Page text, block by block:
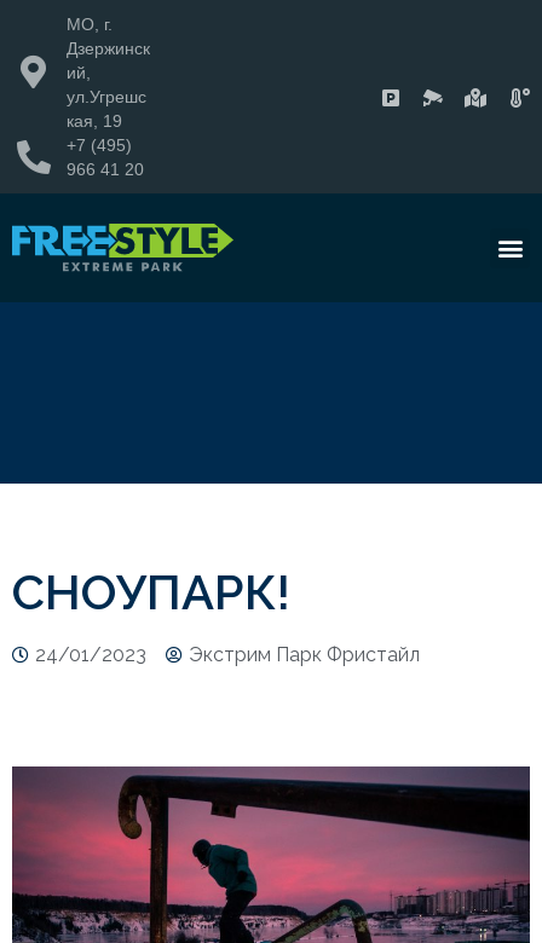
МО, г.
Дзержинск
ий,
ул.Угрешс
кая, 19
+7 (495)
966 41 20
СНОУПАРК!
24/01/2023 Экстрим Парк Фристайл